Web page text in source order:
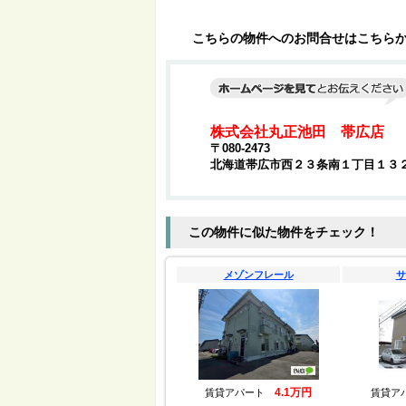
こちらの物件へのお問合せはこちら
株式会社丸正池田 帯広店
〒080-2473
北海道帯広市西２３条南１丁目１３
この物件に似た物件をチェック！
メゾンフレール
賃貸アパート 4.1万円 賃貸